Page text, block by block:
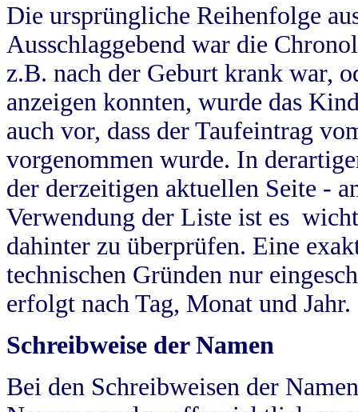
Die ursprüngliche Reihenfolge
Ausschlaggebend war die
z.B. nach der Geburt krank war,
anzeigen konnten, wurde das
auch vor, dass der Taufeintrag
vorgenommen wurde. In
der derzeitigen aktuellen Seite -
Verwendung der Liste ist es
dahinter zu überprüfen. Eine
technischen Gründen nur
erfolgt nach Tag, Monat und Jahr.
Schreibweise der Namen
Bei den Schreibweisen der